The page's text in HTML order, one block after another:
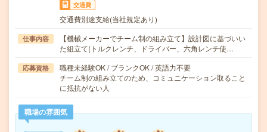
交通費
交通費別途支給(当社規定あり)
仕事内容
【機械メーカーでチーム制の組み立て】設計図に基づいい
た組立て(トルクレンチ、ドライバー、六角レンチ使…
応募資格
職種未経験OK / ブランクOK / 英語力不要
チーム制の組み立てのため、コミュニケーション取ること
に抵抗がない人
職場の雰囲気